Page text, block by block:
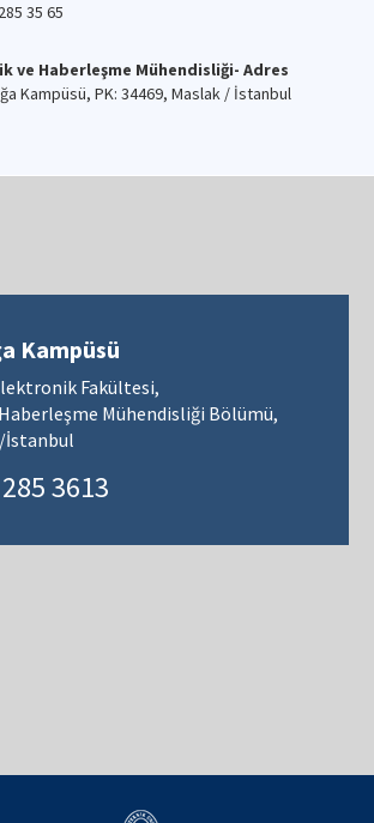
35 65
ve Haberleşme Mühendisliği- Adres
Kampüsü, PK: 34469, Maslak / İstanbul
Kampüsü
Fakültesi,
Mühendisliği Bölümü,
İstanbul
3613